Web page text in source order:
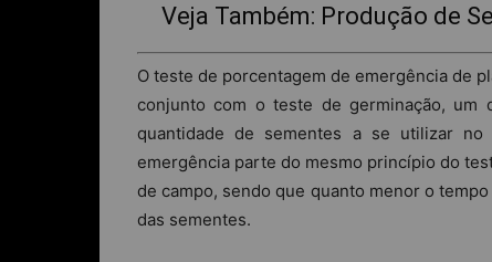
Veja Também: Produção de
O teste de porcentagem de emergência de
conjunto com o teste de germinação, um
quantidade de sementes a se utilizar
emergência parte do mesmo princípio do
de campo, sendo que quanto menor o
das sementes.